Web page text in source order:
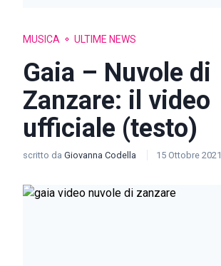
MUSICA ULTIME NEWS
Gaia – Nuvole di
Zanzare: il video
ufficiale (testo)
scritto da Giovanna Codella 15 Ottobre 2021